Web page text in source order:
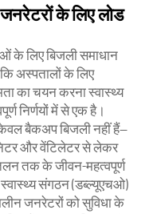
के लिए लोड
के लिए बिजली समाधान
अस्पतालों के लिए
का चयन करना स्वास्थ्य
निर्णयों में से एक है।
बैकअप बिजली नहीं हैं—
और वेंटिलेटर से लेकर
तक के जीवन-महत्वपूर्ण
संगठन (डब्ल्यूएचओ)
जनरेटरों को सुविधा के